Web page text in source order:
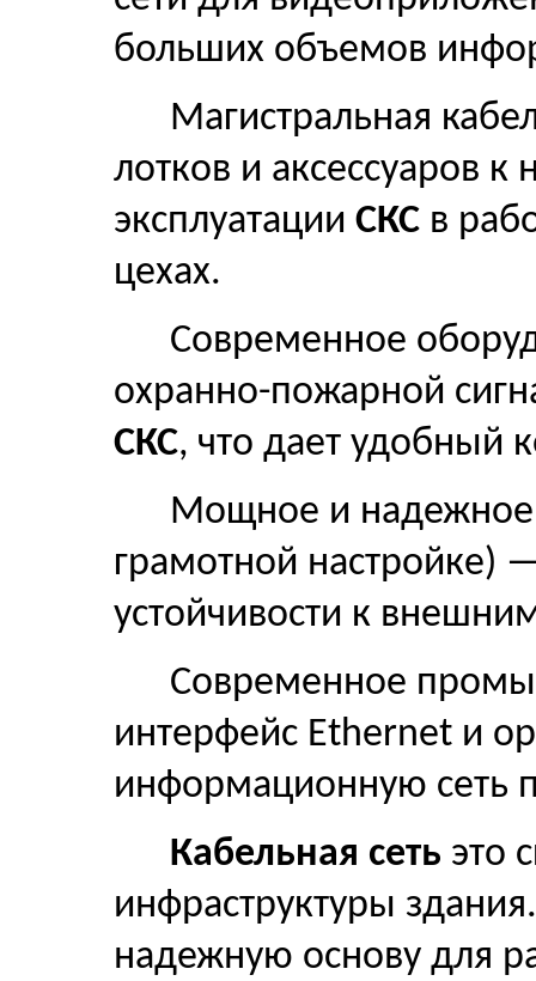
больших объемов
Магистральная
лотков и аксессуаров
эксплуатации СКС в
цехах.
Современное
охранно-пожарной
СКС, что дает удобный
Мощное и надежное
грамотной настройке)
устойчивости к
Современное
интерфейс Ethernet и
информационную сеть
Кабельная сеть это
инфраструктуры
надежную основу для